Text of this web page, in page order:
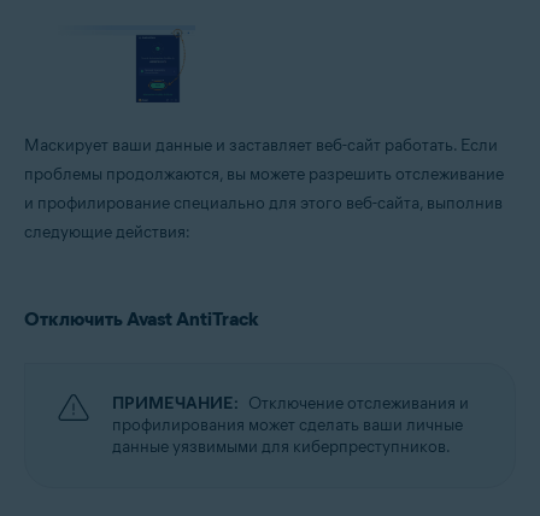
Маскирует ваши данные и заставляет веб-сайт работать. Если
проблемы продолжаются, вы можете разрешить отслеживание
и профилирование специально для этого веб-сайта, выполнив
следующие действия:
Отключить Avast AntiTrack
ПРИМЕЧАНИЕ: Отключение отслеживания и
профилирования может сделать ваши личные
данные уязвимыми для киберпреступников.